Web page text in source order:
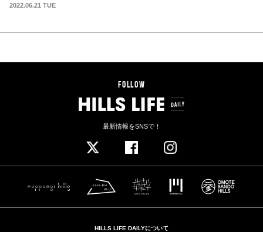
2022.06.21 TUE
FOLLOW
最新情報をSNSで！
HILLS LIFE DAILYについて